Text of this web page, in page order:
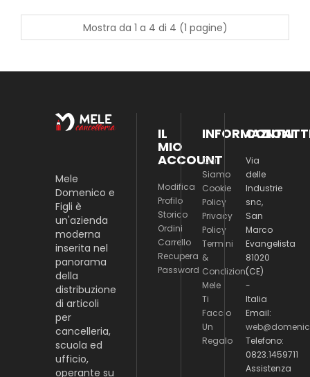
Mostra da 1 a 4 di 4 (1 pagine)
Mele
Domenico e
Figli è
un'azienda
moderna
inserita nel
panorama
della
distribuzione
di articoli
per
cancelleria,
scuola ed
ufficio,
operante su
IL
MIO
ACCOUNT
Modifica
Profilo
Storico
Ordini
Carrello
Recupera
Password
INFORMAZIONI
Chi
Siamo
Cookie
Policy
Privacy
Policy
Termini
&
Condizioni
Mele
Ti
Faccio
Un
Regalo
Via
delle
Industrie
snc,
San
Marco
Evangelista
81020
(CE)
-
Italia
Email:
Telefono:
0823.1459711
Assistenza